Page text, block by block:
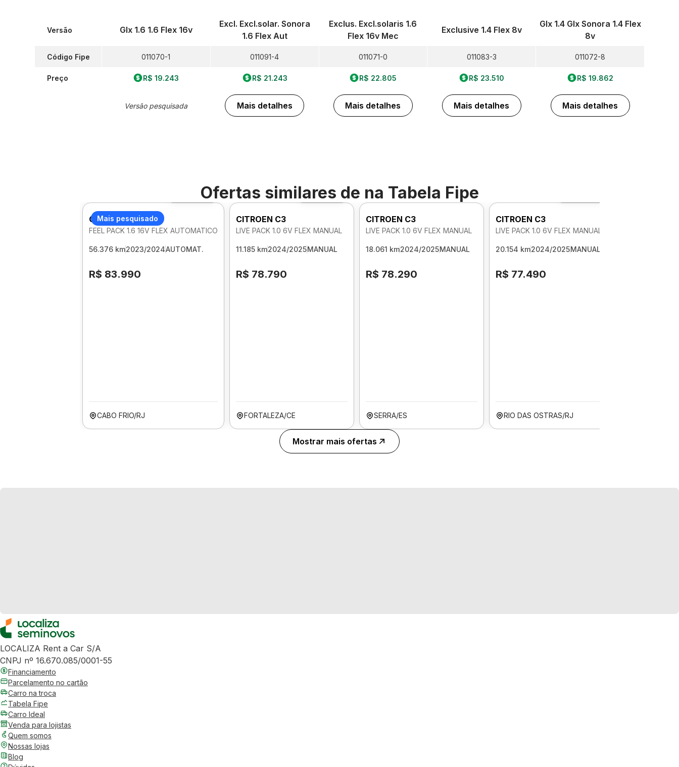
Versão
Código Fipe
Preço
Glx 1.6 1.6 Flex 16v
011070-1
R$ 19.243
Versão pesquisada
Excl. Excl.solar. Sonora
1.6 Flex Aut
011091-4
R$ 21.243
Mais detalhes
Exclus. Excl.solaris 1.6
Flex 16v Mec
011071-0
R$ 22.805
Mais detalhes
Exclusive 1.4 Flex 8v
011083-3
R$ 23.510
Mais detalhes
Glx 1.4 Glx Sonora 1.4 Flex
8v
011072-8
R$ 19.862
Mais detalhes
Ofertas similares de na Tabela Fipe
Mais pesquisado
Foto 360º
CITROEN C3
FEEL PACK 1.6 16V FLEX AUTOMATICO
56.376 km2023/2024AUTOMAT.
R$ 83.990
CABO FRIO/RJ
Foto 360º
CITROEN C3
LIVE PACK 1.0 6V FLEX MANUAL
11.185 km2024/2025MANUAL
R$ 78.790
FORTALEZA/CE
CITROEN C3
LIVE PACK 1.0 6V FLEX MANUAL
18.061 km2024/2025MANUAL
R$ 78.290
SERRA/ES
CITROEN C3
LIVE PACK 1.0 6V FLEX MANUAL
20.154 km2024/2025MANUAL
R$ 77.490
RIO DAS OSTRAS/RJ
Mostrar mais ofertas
LOCALIZA Rent a Car S/A
CNPJ nº 16.670.085/0001-55
Financiamento
Parcelamento no cartão
Carro na troca
Tabela Fipe
Carro Ideal
Venda para lojistas
Quem somos
Nossas lojas
Blog